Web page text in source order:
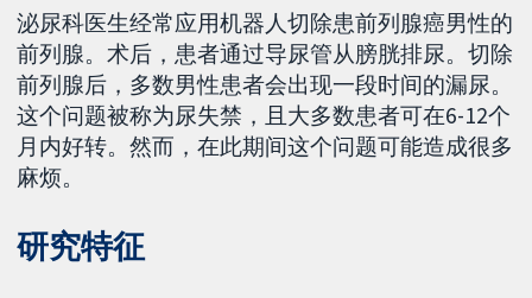
泌尿科医生经常应用机器人切除患前列腺癌男性的
前列腺。术后，患者通过导尿管从膀胱排尿。切除
前列腺后，多数男性患者会出现一段时间的漏尿。
这个问题被称为尿失禁，且大多数患者可在6-12个
月内好转。然而，在此期间这个问题可能造成很多
麻烦。
研究特征